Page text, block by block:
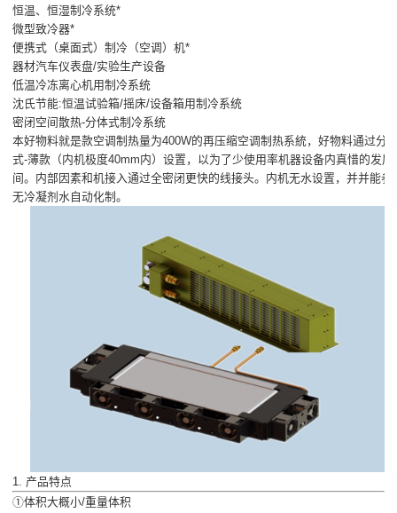
恒温、恒湿制冷系统*
微型致冷器*
便携式（桌面式）制冷（空调）机*
器材汽车仪表盘/实验生产设备
低温冷冻离心机用制冷系统
沈氏节能:恒温试验箱/摇床/设备箱用制冷系统
密闭空间散热-分体式制冷系统
本好物料就是款空调制热量为400W的再压缩空调制热系統，好物料通过分
式-薄款（内机极度40mm内）设置，以为了少使用率机器设备内真惜的发展
间。内部因素和机接入通过全密闭更快的线接头。内机无水设置，并并能参
无冷凝剂水自动化制。
1. 产品特点
①体积大概小/重量体积